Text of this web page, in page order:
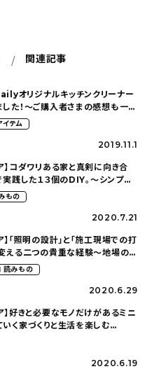
関連記事
オリジナルキッチンクリーナー
た！〜ご購入者さまの感想も一部
イテム
2019.11.1
】コダワリある家と真剣に向き合
実践した１３個のDIY。〜シンプル
（aico.1130さん）
もの
2020.7.21
】「照明の設計」と「施工現場での打
える二つの貴重な経験〜地場の工
のおうち（jun5___さん）
読みもの
2020.6.29
】好きと必要なモノだけがあるミニ
く家づくりと生活を楽しむ
2020.6.19